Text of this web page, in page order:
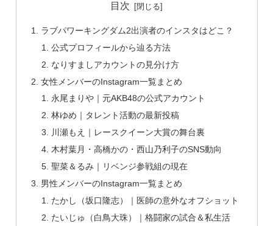
目次
ラブパワーキングダム2出演者のインスタはどこ？
公式プロフィールから辿る方法
なりすましアカウントの見分け方
女性メンバーのInstagram一覧まとめ
永尾まりや｜元AKB48の公式アカウント
林ゆめ｜タレント活動の最新投稿
川瀬もえ｜レースクイーン大賞の舞台裏
木村葉月・高橋かの・西山乃利子のSNS動向
聖菜＆るみ｜リベンジ参戦組の現在
男性メンバーのInstagram一覧まとめ
たかし（坂口隆志）｜医師の意外なオフショット
たいじゅ（白鳥大珠）｜格闘家の試合＆私生活